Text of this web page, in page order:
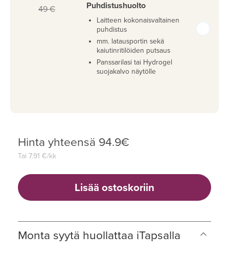
49 € Puhdistushuolto
Laitteen kokonaisvaltainen
puhdistus
mm. latausportin sekä
kaiutinritilöiden putsaus
Panssarilasi tai Hydrogel
suojakalvo näytölle
Hinta yhteensä 94.9€
Tai 7.91 €/kk
Lisää ostoskoriin
Monta syytä huollattaa iTapsalla